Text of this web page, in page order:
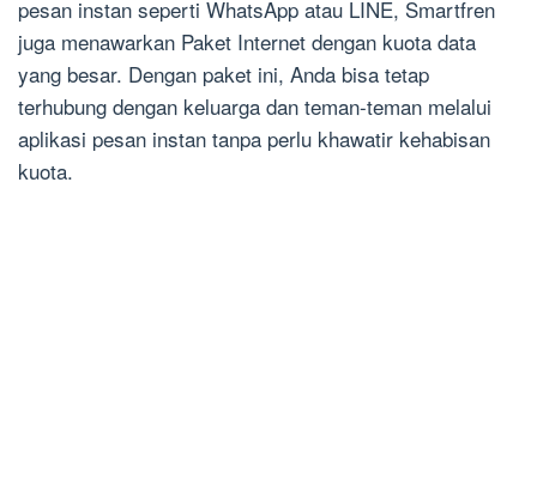
pesan instan seperti WhatsApp atau LINE, Smartfren
juga menawarkan Paket Internet dengan kuota data
yang besar. Dengan paket ini, Anda bisa tetap
terhubung dengan keluarga dan teman-teman melalui
aplikasi pesan instan tanpa perlu khawatir kehabisan
kuota.